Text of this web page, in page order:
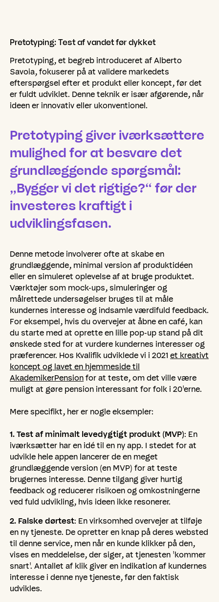
Pretotyping:Testafvandetførdykket
Pretotyping, et begreb introduceret af Alberto
Savoia, fokuserer på at validere markedets
efterspørgsel efter et produkt eller koncept, før det
er fuldt udviklet. Denne teknik er især afgørende, når
ideen er innovativ eller ukonventionel.
Pretotyping giver iværksættere
mulighed for at besvare det
grundlæggende spørgsmål:
„Bygger vi det rigtige?“ før der
investeres kraftigt i
udviklingsfasen.
Denne metode involverer ofte at skabe en
grundlæggende, minimal version af produktidéen
eller en simuleret oplevelse af at bruge produktet.
Værktøjer som mock-ups, simuleringer og
målrettede undersøgelser bruges til at måle
kundernes interesse og indsamle værdifuld feedback.
For eksempel, hvis du overvejer at åbne en café, kan
du starte med at oprette en lille pop-up stand på dit
ønskede sted for at vurdere kundernes interesser og
præferencer. Hos Kvalifik udviklede vi i 2021 et kreativt
koncept og lavet en hjemmeside til
AkademikerPensionfor at teste, om det ville være
muligt at gøre pension interessant for folk i 20'erne.
Mere specifikt, her er nogle eksempler:
1. Test af minimalt levedygtigt produkt (MVP): En
iværksætter har en idé til en ny app. I stedet for at
udvikle hele appen lancerer de en meget
grundlæggende version (en MVP) for at teste
brugernes interesse. Denne tilgang giver hurtig
feedback og reducerer risikoen og omkostningerne
ved fuld udvikling, hvis ideen ikke resonerer.
2. Falske dørtest: En virksomhed overvejer at tilføje
en ny tjeneste. De opretter en knap på deres websted
til denne service, men når en kunde klikker på den,
vises en meddelelse, der siger, at tjenesten 'kommer
snart'. Antallet af klik giver en indikation af kundernes
interesse i denne nye tjeneste, før den faktisk
udvikles.